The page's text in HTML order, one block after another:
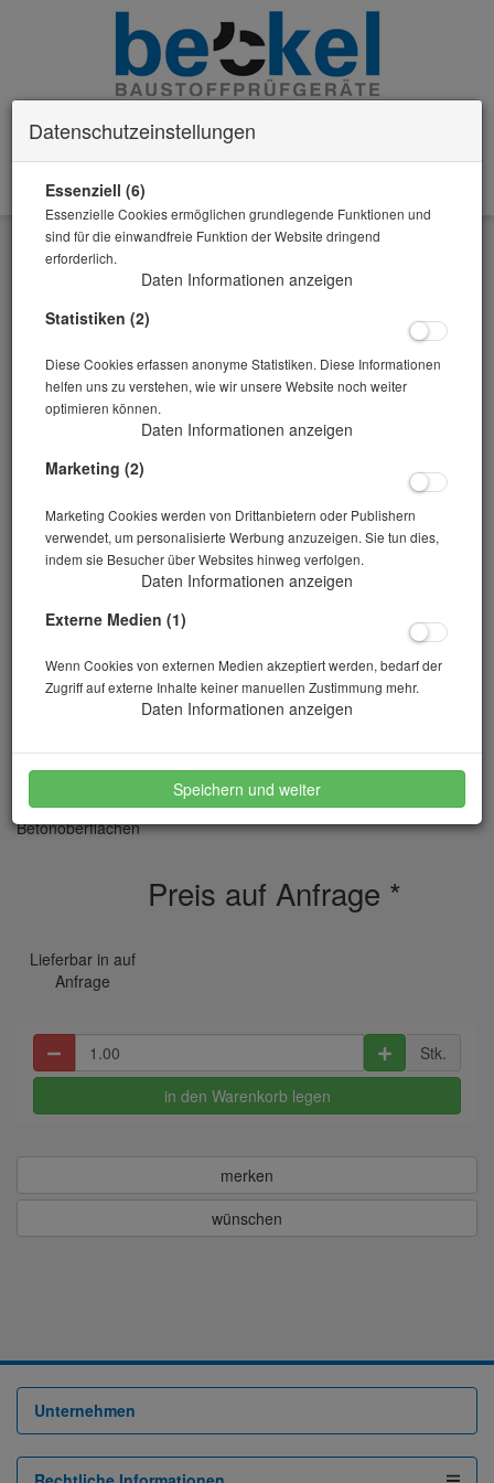
Zurück
Alle Artikel zeigen aus: Prüfgeräte Festbeton
Permeabilitätstester Torrent 12200
Artikelnr.: 10-00591
zur zerstörungsfreien Prüfung der Permeabilität von
Betonoberflächen
Preis auf Anfrage *
Lieferbar in auf
Anfrage
Stk.
in den Warenkorb legen
merken
wünschen
Unternehmen
Datenschutzeinstellungen
Essenziell (6)
Essenzielle Cookies ermöglichen grundlegende Funktionen und
sind für die einwandfreie Funktion der Website dringend
erforderlich.
Daten Informationen anzeigen
Statistiken (2)
Diese Cookies erfassen anonyme Statistiken. Diese Informationen
helfen uns zu verstehen, wie wir unsere Website noch weiter
optimieren können.
Daten Informationen anzeigen
Marketing (2)
Marketing Cookies werden von Drittanbietern oder Publishern
verwendet, um personalisierte Werbung anzuzeigen. Sie tun dies,
indem sie Besucher über Websites hinweg verfolgen.
Daten Informationen anzeigen
Externe Medien (1)
Wenn Cookies von externen Medien akzeptiert werden, bedarf der
Zugriff auf externe Inhalte keiner manuellen Zustimmung mehr.
Daten Informationen anzeigen
Speichern und weiter